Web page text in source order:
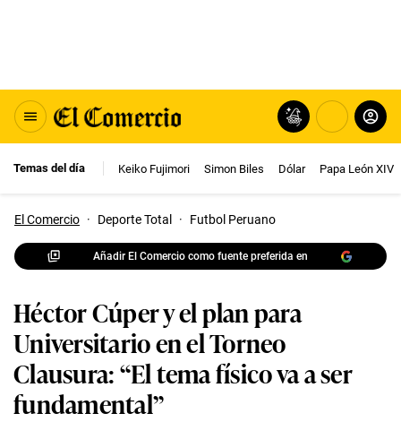
Temas del día Keiko Fujimori Simon Biles Dólar Papa León XIV
El Comercio · Deporte Total · Futbol Peruano
Añadir El Comercio como fuente preferida en
Héctor Cúper y el plan para
Universitario en el Torneo
Clausura: “El tema físico va a ser
fundamental”